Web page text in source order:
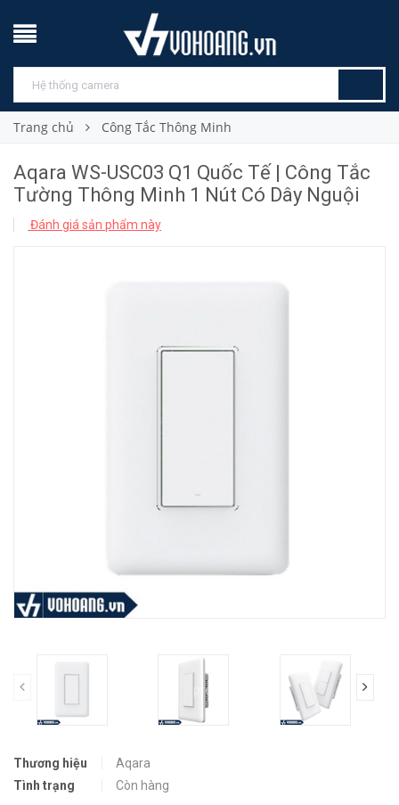
Trang chủ Công Tắc Thông Minh
Aqara WS-USC03 Q1 Quốc Tế | Công Tắc
Tường Thông Minh 1 Nút Có Dây Nguội
Đánh giá sản phẩm này
prev
Thương hiệu
Aqara
Tình trạng
Còn hàng